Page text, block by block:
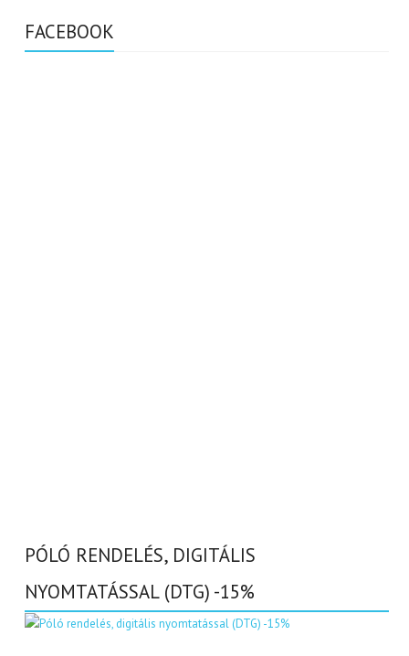
FACEBOOK
PÓLÓ RENDELÉS, DIGITÁLIS
NYOMTATÁSSAL (DTG) -15%